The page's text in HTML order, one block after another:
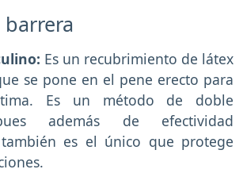
Es un recubrimiento de látex
se pone en el pene erecto para
Es un método de doble
además de efectividad
es el único que protege